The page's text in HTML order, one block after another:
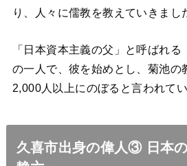
り、人々に儒教を教えていきまし
「日本資本主義の父」と呼ばれ
の一人で、彼を始めとし、菊池の
2,000人以上にのぼると言われてい
久喜市出身の偉人③ 日本